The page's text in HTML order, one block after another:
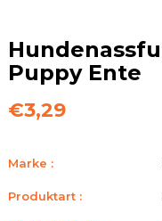
Puppy Ente
€3,29
Marke :
Produktart :